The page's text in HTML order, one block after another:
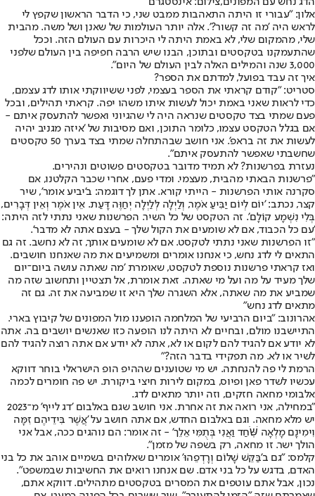
אלון: "עבורי זו היתה התאהבות ממבט שני, כי הדבר הראשון שקפץ לי
לראש היה 'מה זה קשור?'. אלה יותר העולמות של שאנן ושל משה. מהבית
שלי, מהמקום שלי, לא באמת היתה לי היכרות עם העולם הזה. וככל
שהתעמקנו בטקסטים ובתוכן, הבנו שיש הרבה חפיפה בין העולם שלפני
3,000 שנה והמילים האלה לבין העולם של היום".
איך זה עבד בפועל, למדתם את הספר?
סטריט: "קודם קראתי את הספר בעצמי, לפני ששיווקתי אותו לדג עצמם,
כדי לראות שאני באמת יכול לעשות איתו משהו יפה. קראתי תהילים, ובכל
פעם שמתי בצד טקסטים שנראה היה לי שהגיוני ואפשר להתעסק איתם -
אם בגלל הטקסט עצמו, כלומר התוכן, ואם מסיבות של 'איזה מגניב יהיה
לעשות את זה בראפ'. אני חושב שבהתחלה שמתי בצד בערך 50 טקסטים
שחשבתי שאפשר להתעסק איתם".
נעזרת בפרשנות? לא תמיד מדובר בטקסטים פשוטים ונהירים.
"פרשנות הבאתי מהבית, מעצמי. ומדי פעם, אחרי שכבר הקלטנו, אם
סקרנה אותי הפרשנות - הייתי קורא. אתן לך דוגמה: ב'יביע אומר', שיר
קצר, נכתב: 'יוֹם לְיוֹם יַבִּיעַ אֹמֶר, וְלַיְלָה לְּלַיְלָה יְחַוֶּה דָּעַת. אֵין אֹמֶר וְאֵין דְּבָרִים,
בְּלִי נִשְׁמָע קוֹלָם'. זה הטקסט של כל השיר. הפרשנות שאני נתתי לזה היתה:
'עם כל הכבוד, אם לא שומעים את הקול שלך - בעצם אתה לא מדבר'.
"זו הפרשנות שאני נתתי לטקסט. אם לא שומעים אותך, זה לא נחשב. זה גם
התאים לי לדג נחש, כי אנחנו אומרים ומשמיעים את מה שאנחנו חושבים.
ואז קראתי פרשנות נוספת לטקסט, שאומרת 'מה שאתה עושה ביום־יום
שלך מעיד על מה ועל מי שאתה. זאת אומרת, אל תצטיין ותחשוב שזה מה
שמביע את מה שאתה, אלא השגרה שלך היא זו שמביעה את זה. גם זה
מתאים לדג נחש"
אהרונוב: "ביום הרביעי של המלחמה הופענו מול המפונים של קיבוץ בארי.
התיישבנו מולם, ובחיים לא היתה לנו הופעה כזו שאנשים יושבים בה. אתה
לא יודע אם להגיד להם לקום או לא, אתה לא יודע אם אתה רוצה להגיד להם
לשיר או לא. מה תפקידי בדבר הזה?"
הרמת לי פה להנחתה. יש מי שטוענים שההיפ הופ הישראלי בוחר דווקא
עכשיו לשדר פאן ופיוס, במקום לירות חיצי ביקורת. יש פה חומרים לכמה
אלבומי מחאה חזקים, וזה יותר מתאים לדג.
"במחילה, אני רואה את זה אחרת. אני חושב שגם באלבום 'דג לייף' מ־2023
יש מלא מחאה. וגם באלבום החדש, אם אתה חושב על 'אֲשֶׁר בִּידֵיהֶם זִמָּה
וִימִינָם מָלְאָה שֹּֽׁחַד וַאֲנִי בְּתֻמִּי אֵלֵך' - זה אומר: הם נוהגים ככה, אבל אני
הולך ישר. זו מחאה, רק בשפה של מזמן".
קלמס: "גם ב'בַּקֵּשׁ שָׁלוֹם וְרָדְפֵהוּ' אומרים שאלוהים בשמיים אוהב את כל בני
האדם, בדגש על כל בני אדם. שם אנחנו רואים את החשיבות שבמשפט".
נכון, אבל אתם עוטפים את המסרים בטקסטים מתהילים. דווקא אתם,